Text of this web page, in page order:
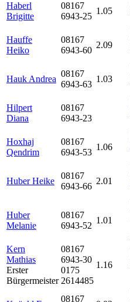
Haberl
Brigitte
08167
6943-25
1.05
Hauffe
Heiko
08167
6943-60
2.09
Hauk Andrea
08167
6943-63
1.03
Hilpert
Diana
08167
6943-23
Hoxhaj
Qendrim
08167
6943-53
1.06
Huber Heike
08167
6943-66
2.01
Huber
Melanie
08167
6943-52
1.01
Kern
Mathias
Erster
Bürgermeister
08167
6943-30
0175
2614485
1.16
08167